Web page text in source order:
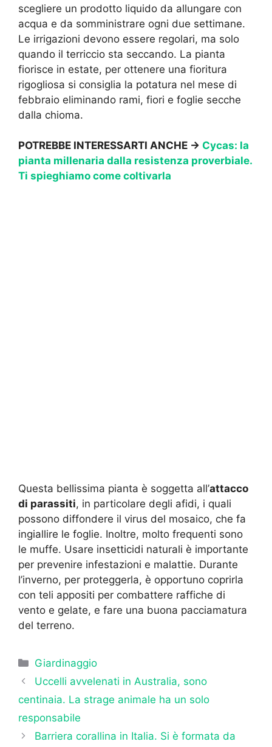
scegliere un prodotto liquido da allungare con
acqua e da somministrare ogni due settimane.
Le irrigazioni devono essere regolari, ma solo
quando il terriccio sta seccando. La pianta
fiorisce in estate, per ottenere una fioritura
rigogliosa si consiglia la potatura nel mese di
febbraio eliminando rami, fiori e foglie secche
dalla chioma.
POTREBBE INTERESSARTI ANCHE → Cycas: la
pianta millenaria dalla resistenza proverbiale.
Ti spieghiamo come coltivarla
Questa bellissima pianta è soggetta all’attacco
di parassiti, in particolare degli afidi, i quali
possono diffondere il virus del mosaico, che fa
ingiallire le foglie. Inoltre, molto frequenti sono
le muffe. Usare insetticidi naturali è importante
per prevenire infestazioni e malattie. Durante
l’inverno, per proteggerla, è opportuno coprirla
con teli appositi per combattere raffiche di
vento e gelate, e fare una buona pacciamatura
del terreno.
Categorie
Giardinaggio
Uccelli avvelenati in Australia, sono
centinaia. La strage animale ha un solo
responsabile
Barriera corallina in Italia. Si è formata da